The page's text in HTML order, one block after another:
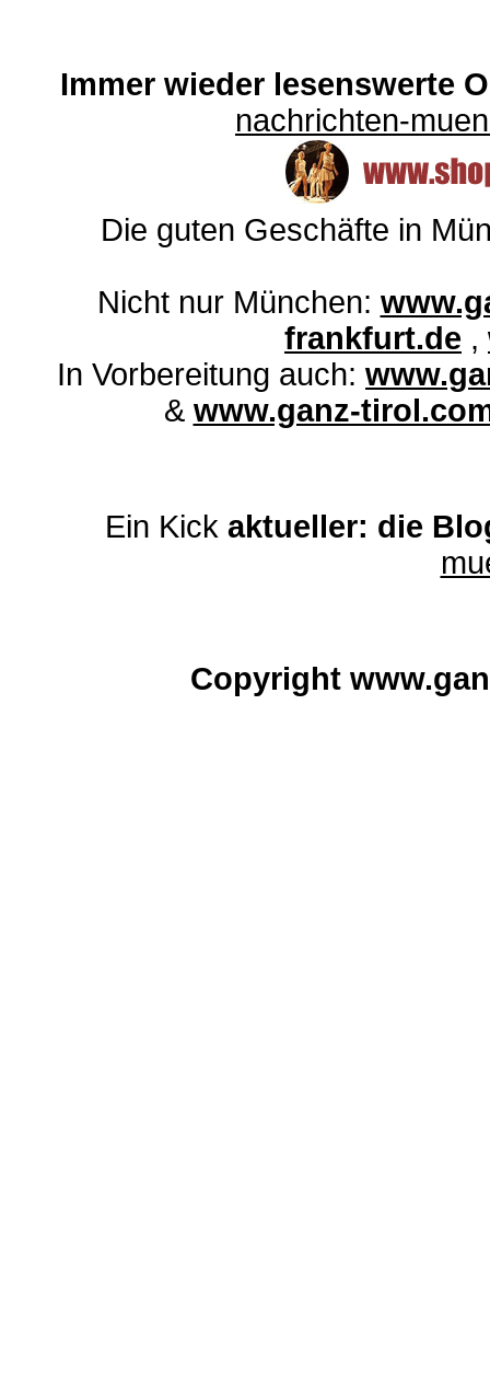
Immer wieder lesenswerte
nachrichten-
Die guten Geschäfte in
Nicht nur München:
frankfurt.de ,
In Vorbereitung auch:
& www.ganz-
Ein Kick aktueller: die
Copyright